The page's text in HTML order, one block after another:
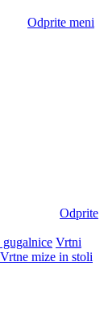
Odprite meni
Odprite
gugalnice Vrtni
Vrtne mize in stoli